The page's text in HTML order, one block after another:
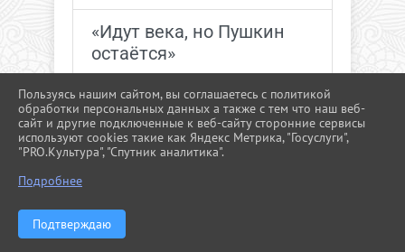
«Идут века, но Пушкин
остаётся»
Афиша по Пушкинской
карте на июнь
Пользуясь нашим сайтом, вы соглашаетесь с политикой
обработки персональных данных а также с тем что наш веб-
сайт и другие подключенные к веб-сайту сторонние сервисы
используют cookies такие как Яндекс Метрика, "Госуслуги",
"PRO.Культура", "Спутник аналитика".
Подробнее
Подтверждаю